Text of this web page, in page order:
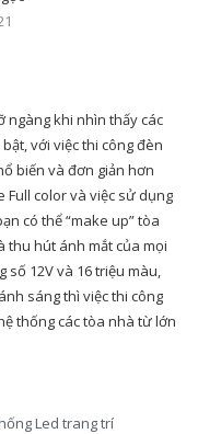
ngàng khi nhìn thấy các
với việc thi công đèn
biến và đơn giản hơn
Full color và việc sử dụng
có thể “make up” tòa
thu hút ánh mắt của mọi
12V và 16 triệu màu,
sáng thì việc thi công
thống các tòa nhà từ lớn
Led trang trí